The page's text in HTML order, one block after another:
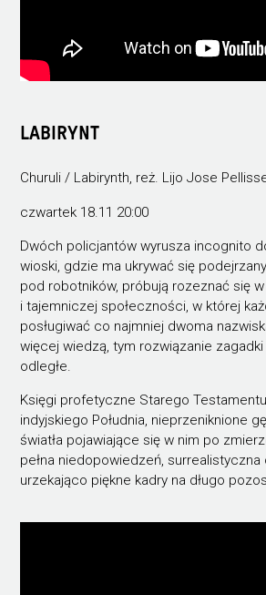
LABIRYNT
Churuli / Labirynth, reż. Lijo Jose
czwartek 18.11 20:00
Dwóch policjantów wyrusza incognito
wioski, gdzie ma ukrywać się
pod robotników, próbują rozeznać się
i tajemniczej społeczności, w której
posługiwać co najmniej dwoma
więcej wiedzą, tym rozwiązanie
odległe.
Księgi profetyczne Starego
indyjskiego Południa, nieprzeniknione
światła pojawiające się w nim po
pełna niedopowiedzeń,
urzekająco piękne kadry na długo